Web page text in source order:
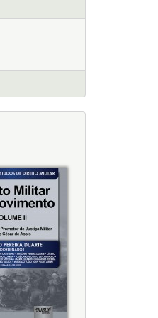
para o direito